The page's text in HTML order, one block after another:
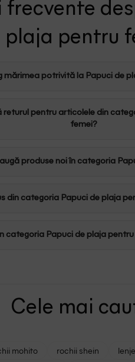
plaja pentru
mărimea potrivită la Papuci de
returul pentru articolele din
femei?
produse noi în categoria
din categoria Papuci de plaja
categoria Papuci de plaja
Cele mai
mohito rochii shein